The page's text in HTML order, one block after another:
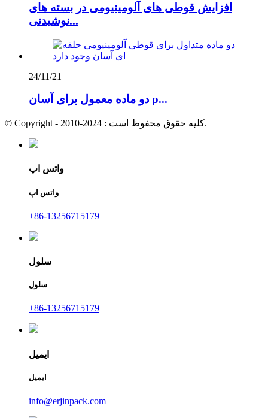
افزایش قوطی های آلومینیومی در بسته های
نوشیدنی...
24/11/21
دو ماده معمول برای آسان p...
© Copyright - 2010-2024 : کلیه حقوق محفوظ است.
واتس اپ
واتس اپ
+86-13256715179
سلول
سلول
+86-13256715179
ایمیل
ایمیل
info@erjinpack.com